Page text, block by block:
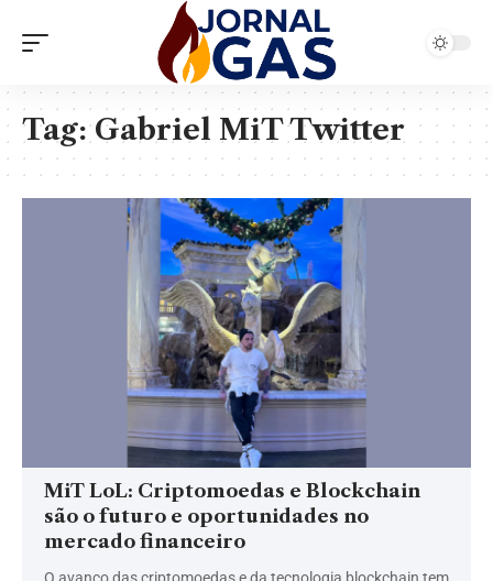
Tag:Gabriel MiT Twitter
MiT LoL: Criptomoedas e Blockchain
são o futuro e oportunidades no
mercado financeiro